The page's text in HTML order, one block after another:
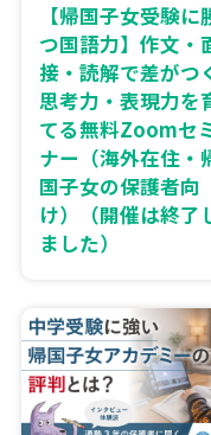
【帰国子女受験に
つ国語力】作文・
接・読解で差がつ
思考力・表現力を
てる無料Zoomセ
ナー（海外在住・
国子女の保護者向
け）（開催は終了
ました）